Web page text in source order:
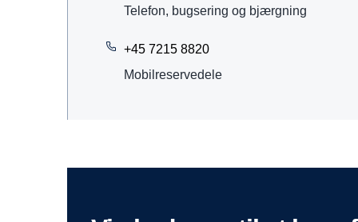
Telefon, bugsering og bjærgning
+45 7215 8820
Mobilreservedele